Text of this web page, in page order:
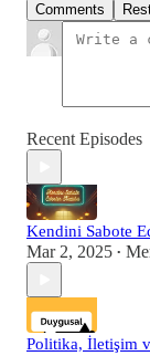
Comments
Recent Episodes
Kendini Sabote
Mar 2, 2025 •
Politika, İletişim